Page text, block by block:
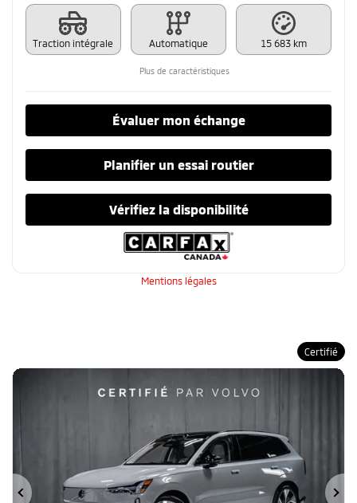
Traction intégrale Automatique 15 683 km
Plus de caractéristiques
Évaluer mon échange
Planifier un essai routier
Vérifiez la disponibilité
Mentions légales
Certifié